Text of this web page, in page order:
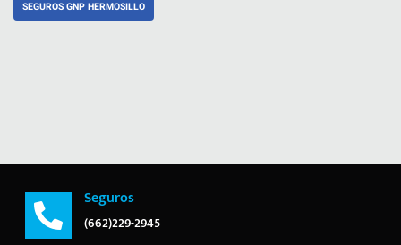
SEGUROS GNP HERMOSILLO
Seguros
(662)229-2945